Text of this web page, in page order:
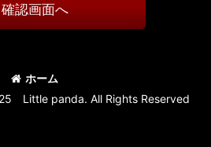
確認画面へ
ホーム
Little panda. All Rights Reserved